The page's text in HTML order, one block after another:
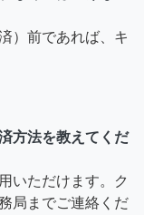
）前であれば、キ
方法を教えてくだ
いただけます。ク
局までご連絡くだ